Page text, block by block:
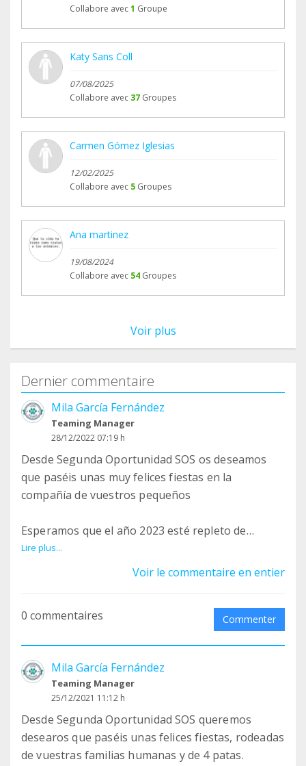
igsh=MTZpZDgxZnJjcnExYQ==
#segundaoportunidadsos #puertoreal
#nocompresadopta
Collabore avec1 Groupe
Katy Sans Coll
07/08/2025
Collabore avec 37 Groupes
Carmen Gómez Iglesias
12/02/2025
Collabore avec 5 Groupes
Ana martinez
19/08/2024
Collabore avec 54 Groupes
Voir plus
Dernier commentaire
Mila García Fernández
Teaming Manager
28/12/2022 07:19 h
Desde Segunda Oportunidad SOS os deseamos
que paséis unas muy felices fiestas en la
compañía de vuestros pequeños
Esperamos que el año 2023 esté repleto de
buenos momentos y alegrías compartidas.
¡Feliz Navidad! ☃️
#segundaoportunidadsos #1euroalmes
#puertoreal #chiclanadelafrontera #cádiz
Lire plus...
Voir le commentaire en entier
0 commentaires Commenter
Mila García Fernández
Teaming Manager
25/12/2021 11:12 h
Desde Segunda Oportunidad SOS queremos
desearos que paséis unas felices fiestas, rodeadas
de vuestras familias humanas y de 4 patas.